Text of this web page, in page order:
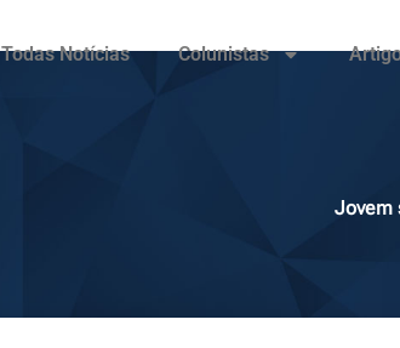
Todas Notícias Colunistas
Jovem